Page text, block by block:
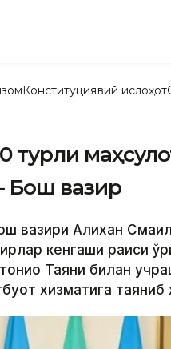
Конституциявий ислоҳот
турли
Бош вазир
вазири Алихан
кенгаши раиси
Таяни билан
хизматига